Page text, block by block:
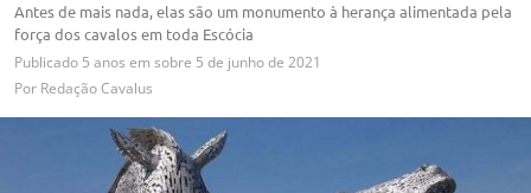
Antes de mais nada, elas são um monumento à herança alimentada pela
força dos cavalos em toda Escócia
Publicado 5 anos em sobre 5 de junho de 2021
Por Redação Cavalus